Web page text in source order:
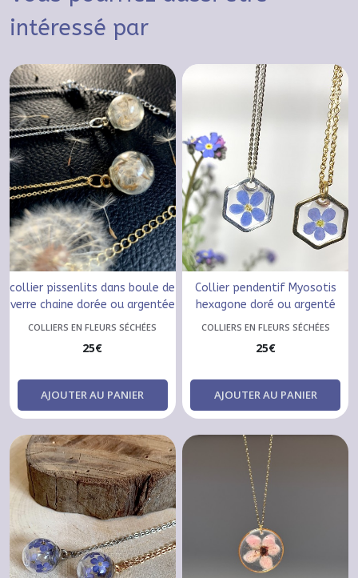
intéressé par
collier pissenlits dans boule de
verre chaine dorée ou argentée
COLLIERS EN FLEURS SÉCHÉES
25€
AJOUTER AU PANIER
Collier pendentif Myosotis
hexagone doré ou argenté
COLLIERS EN FLEURS SÉCHÉES
25€
AJOUTER AU PANIER